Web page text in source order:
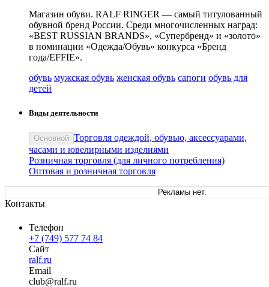
Магазин обуви. RALF RINGER — самый титулованный
обувной бренд России. Среди многочисленных наград:
«BEST RUSSIAN BRANDS», «Супербренд» и «золото»
в номинации «Одежда/Обувь» конкурса «Бренд
года/EFFIE».
обувь мужская обувь женская обувь сапоги обувь для
детей
Виды деятельности
Основной Торговля одеждой, обувью, аксессуарами,
часами и ювелирными изделиями
Розничная торговля (для личного потребления)
Оптовая и розничная торговля
Рекламы нет.
Контакты
Телефон
+7 (749) 577 74 84
Сайт
ralf.ru
Email
club@ralf.ru